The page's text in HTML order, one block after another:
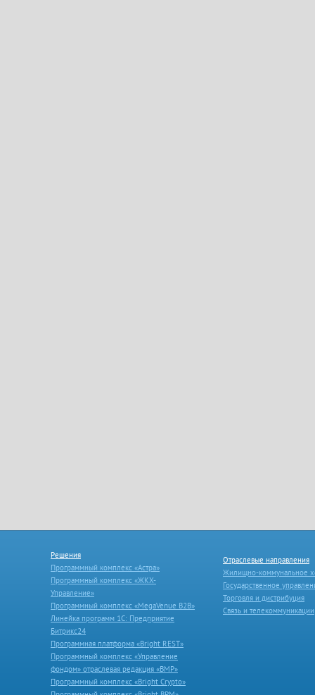
Решения
Программный комплекс «Астра»
Программный комплекс «ЖКХ-
Управление»
Программный комплекс «MegaVenue B2B»
Линейка программ 1С: Предприятие
Битрикс24
Программная платформа «Bright REST»
Программный комплекс «Управление
фондом» отраслевая редакция «ВМР»
Программный комплекс «Bright Crypto»
Отраслевые направления
Жилищно-коммунальное
Государственное
Торговля и дистрибуция
Связь и телекоммуникации